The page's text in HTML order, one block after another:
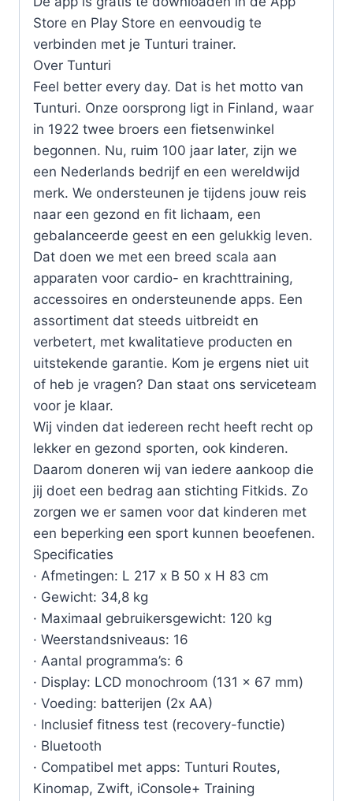
Store en Play Store en eenvoudig te
verbinden met je Tunturi trainer.
Over Tunturi
Feel better every day. Dat is het motto van
Tunturi. Onze oorsprong ligt in Finland, waar
in 1922 twee broers een fietsenwinkel
begonnen. Nu, ruim 100 jaar later, zijn we
een Nederlands bedrijf en een wereldwijd
merk. We ondersteunen je tijdens jouw reis
naar een gezond en fit lichaam, een
gebalanceerde geest en een gelukkig leven.
Dat doen we met een breed scala aan
apparaten voor cardio- en krachttraining,
accessoires en ondersteunende apps. Een
assortiment dat steeds uitbreidt en
verbetert, met kwalitatieve producten en
uitstekende garantie. Kom je ergens niet uit
of heb je vragen? Dan staat ons serviceteam
voor je klaar.
Wij vinden dat iedereen recht heeft recht op
lekker en gezond sporten, ook kinderen.
Daarom doneren wij van iedere aankoop die
jij doet een bedrag aan stichting Fitkids. Zo
zorgen we er samen voor dat kinderen met
een beperking een sport kunnen beoefenen.
Specificaties
· Afmetingen: L 217 x B 50 x H 83 cm
· Gewicht: 34,8 kg
· Maximaal gebruikersgewicht: 120 kg
· Weerstandsniveaus: 16
· Aantal programma’s: 6
· Display: LCD monochroom (131 x 67 mm)
· Voeding: batterijen (2x AA)
· Inclusief fitness test (recovery-functie)
· Bluetooth
· Compatibel met apps: Tunturi Routes,
Kinomap, Zwift, iConsole+ Training